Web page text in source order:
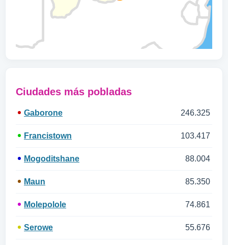
Ciudades más pobladas
Gaborone 246.325
Francistown 103.417
Mogoditshane 88.004
Maun 85.350
Molepolole 74.861
Serowe 55.676